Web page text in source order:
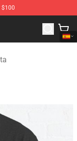
$100
Shop